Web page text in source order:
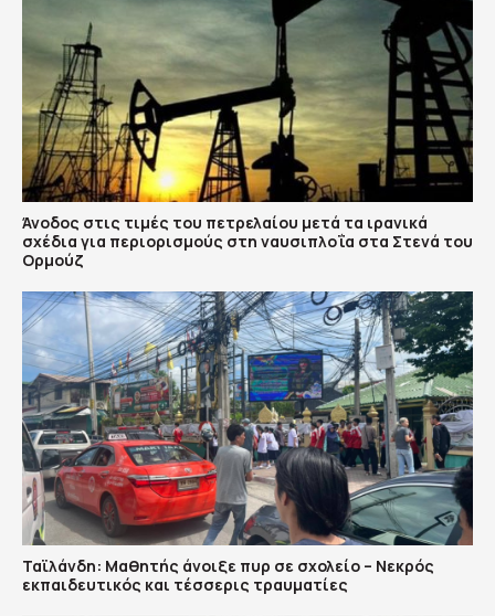
Άνοδος στις τιμές του πετρελαίου μετά τα ιρανικά
σχέδια για περιορισμούς στη ναυσιπλοΐα στα Στενά του
Ορμούζ
Ταϊλάνδη: Μαθητής άνοιξε πυρ σε σχολείο – Νεκρός
εκπαιδευτικός και τέσσερις τραυματίες